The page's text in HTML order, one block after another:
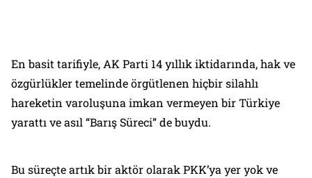
En basit tarifiyle, AK Parti 14 yıllık iktidarında, hak ve
özgürlükler temelinde örgütlenen hiçbir silahlı
hareketin varoluşuna imkan vermeyen bir Türkiye
yarattı ve asıl “Barış Süreci” de buydu.
Bu süreçte artık bir aktör olarak PKK’ya yer yok ve